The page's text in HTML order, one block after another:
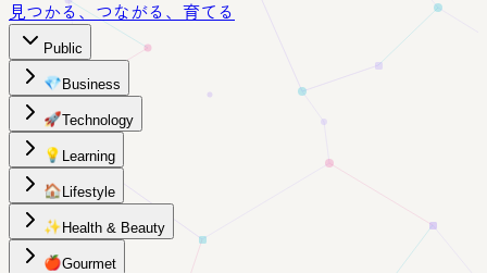
見つかる、つながる、育てる
Public
💎 Business
🚀Technology
💡 Learning
🏠 Lifestyle
✨ Health & Beauty
🍎Gourmet